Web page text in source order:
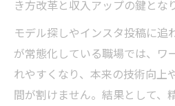
求人選びで技術が正
の特徴
美容室求人における高
き方改革と収入アップの鍵とな
モデル探しやインスタ投稿に追
が常態化している職場では、ワ
れやすくなり、本来の技術向上
間が割けません。結果として、